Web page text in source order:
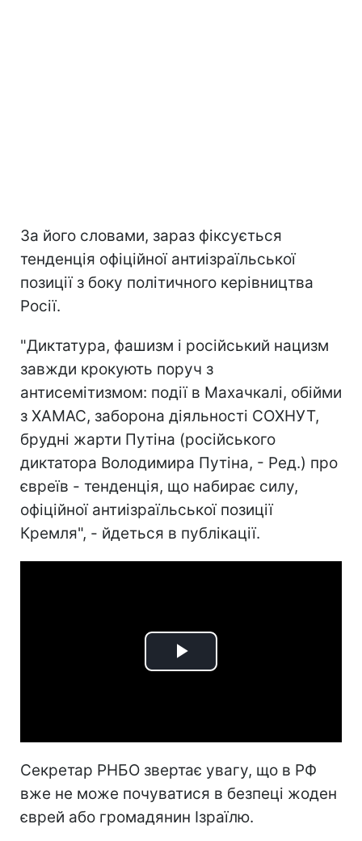
За його словами, зараз фіксується
тенденція офіційної антиізраїльської
позиції з боку політичного керівництва
Росії.
"Диктатура, фашизм і російський нацизм
завжди крокують поруч з
антисемітизмом: події в Махачкалі, обійми
з ХАМАС, заборона діяльності СОХНУТ,
брудні жарти Путіна (російського
диктатора Володимира Путіна, - Ред.) про
євреїв - тенденція, що набирає силу,
офіційної антиізраїльської позиції
Кремля", - йдеться в публікації.
Play
Секретар РНБО звертає увагу, що в РФ
вже не може почуватися в безпеці жоден
єврей або громадянин Ізраїлю.